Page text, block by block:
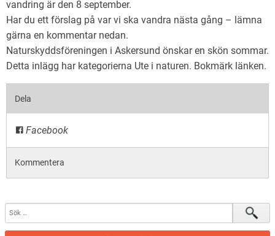
vandring är den 8 september.
Har du ett förslag på var vi ska vandra nästa gång – lämna
gärna en kommentar nedan.
Naturskyddsföreningen i Askersund önskar en skön sommar.
Detta inlägg har kategorierna Ute i naturen. Bokmärk länken.
Dela
Facebook
Kommentera